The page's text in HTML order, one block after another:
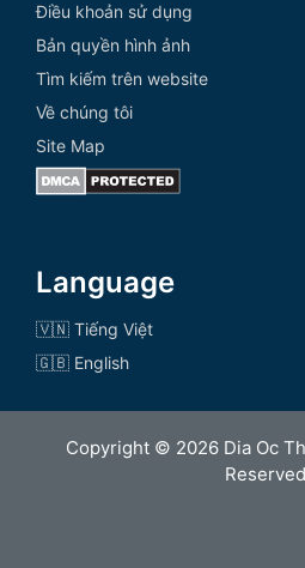
Điều khoản sử dụng
Bản quyền hình ảnh
Tìm kiếm trên website
Về chúng tôi
Site Map
Language
🇻🇳 Tiếng Việt
🇬🇧 English
Copyright © 2026 Dia Oc